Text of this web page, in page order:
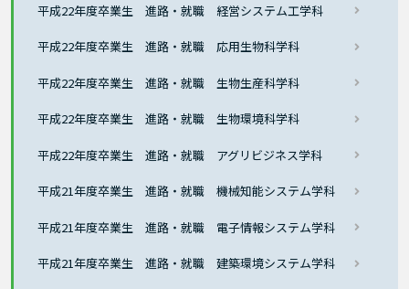
平成22年度卒業生 進路・就職 経営システム工学科
平成22年度卒業生 進路・就職 応用生物科学科
平成22年度卒業生 進路・就職 生物生産科学科
平成22年度卒業生 進路・就職 生物環境科学科
平成22年度卒業生 進路・就職 アグリビジネス学科
平成21年度卒業生 進路・就職 機械知能システム学科
平成21年度卒業生 進路・就職 電子情報システム学科
平成21年度卒業生 進路・就職 建築環境システム学科